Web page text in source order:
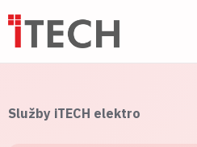
Služby iTECH elektro